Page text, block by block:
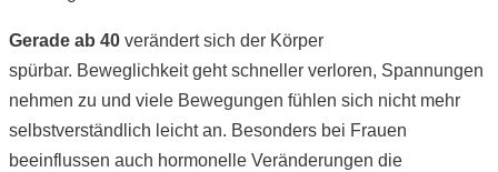
Gerade ab 40 verändert sich der Körper
spürbar. Beweglichkeit geht schneller verloren, Spannungen
nehmen zu und viele Bewegungen fühlen sich nicht mehr
selbstverständlich leicht an. Besonders bei Frauen
beeinflussen auch hormonelle Veränderungen die